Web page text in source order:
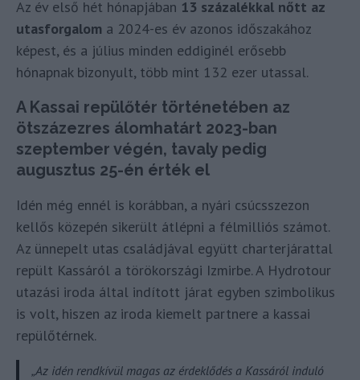
Az év első hét hónapjában 13 százalékkal nőtt az
utasforgalom a 2024-es év azonos időszakához
képest, és a július minden eddiginél erősebb
hónapnak bizonyult, több mint 132 ezer utassal.
A Kassai repülőtér történetében az
ötszázezres álomhatárt 2023-ban
szeptember végén, tavaly pedig
augusztus 25-én érték el
Idén még ennél is korábban, a nyári csúcsszezon
kellős közepén sikerült átlépni a félmilliós számot.
Az ünnepelt utas családjával együtt charterjárattal
repült Kassáról a törökországi Izmirbe. A Hydrotour
utazási iroda által indított járat egyben szimbolikus
is volt, hiszen az iroda kiemelt partnere a kassai
repülőtérnek.
„Az idén rendkívül magas az érdeklődés a Kassáról induló